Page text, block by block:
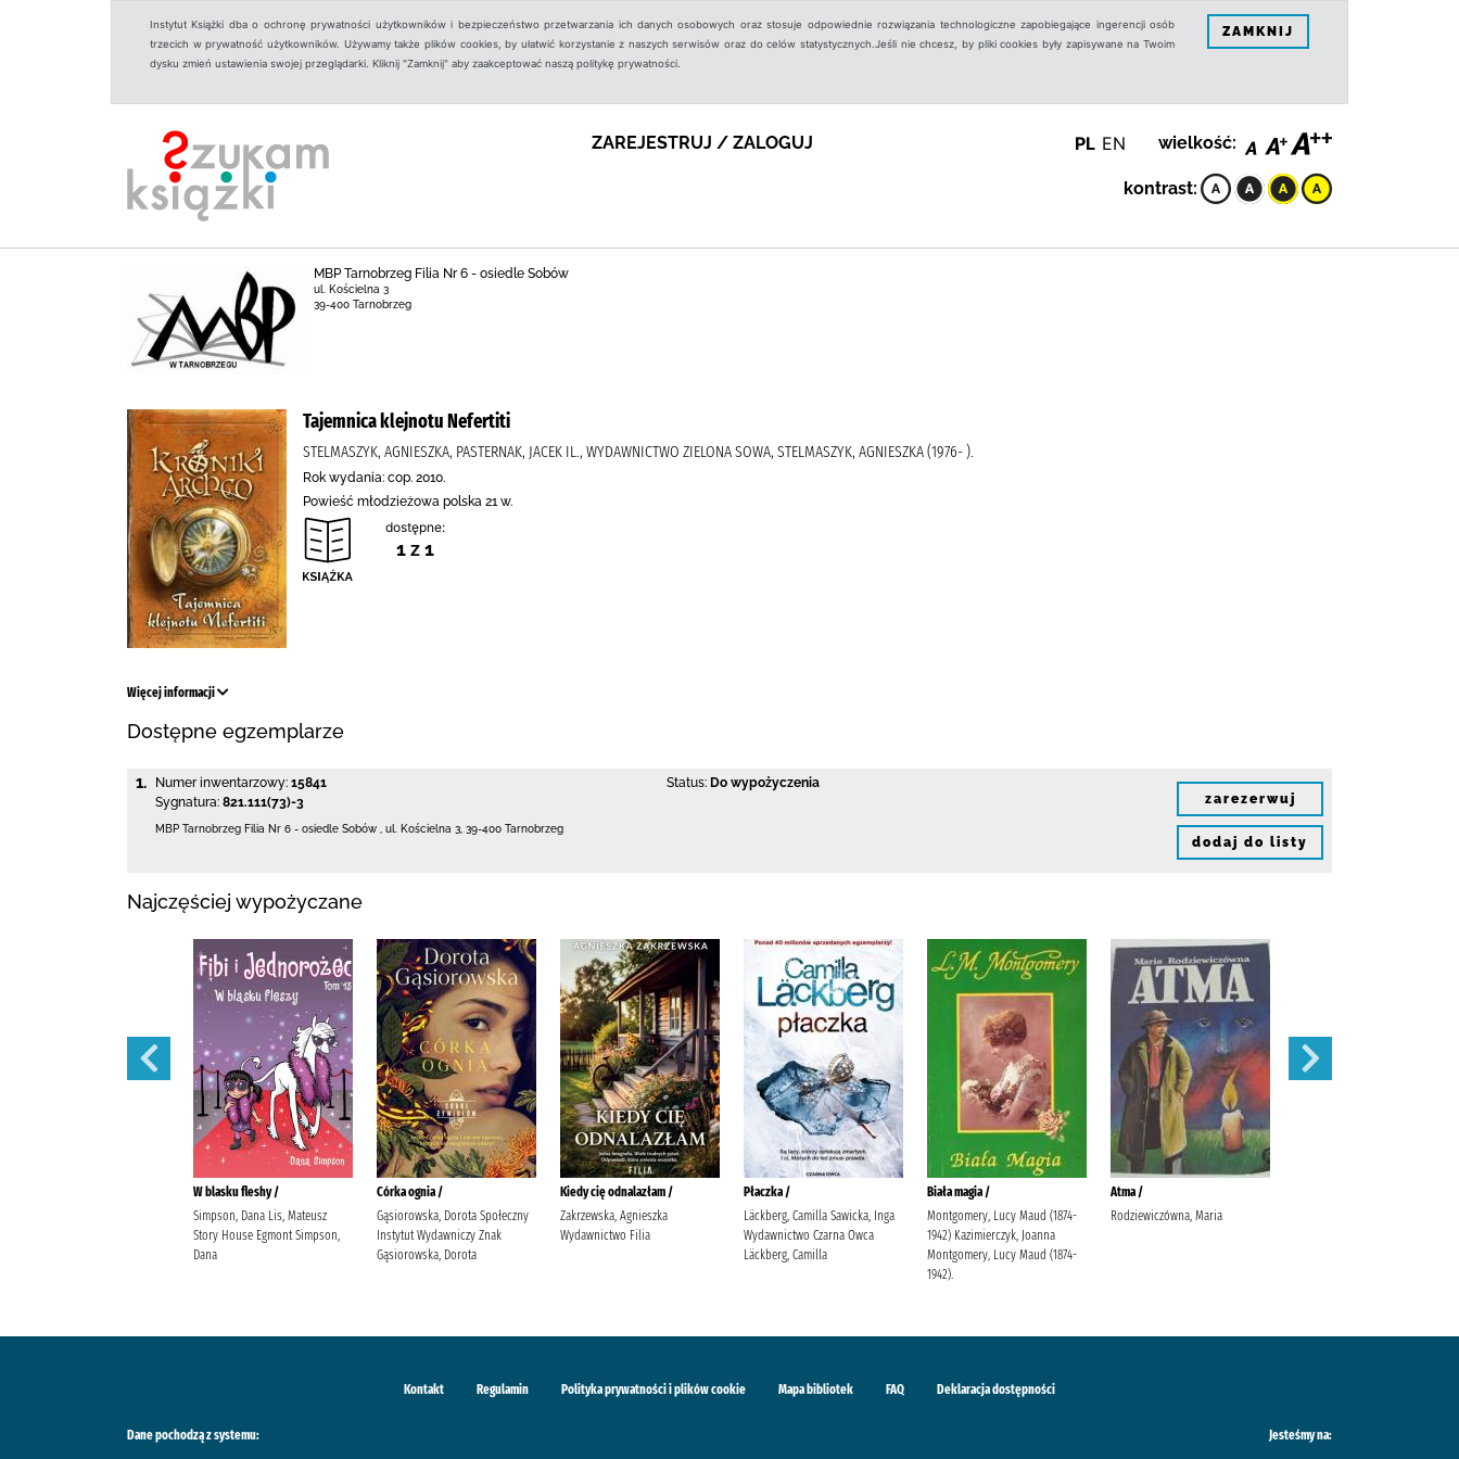
Instytut Książki dba o ochronę prywatności użytkowników i bezpieczeństwo przetwarzania ich danych osobowych oraz stosuje odpowiednie rozwiązania technologiczne zapobiegające ingerencji osób
trzecich w prywatność użytkowników. Używamy także plików cookies, by ułatwić korzystanie z naszych serwisów oraz do celów statystycznych.Jeśli nie chcesz, by pliki cookies były zapisywane na Twoim
dysku zmień ustawienia swojej przeglądarki. Kliknij "Zamknij" aby zaakceptować naszą politykę prywatności.
ZAMKNIJ
ZAREJESTRUJ / ZALOGUJ PL EN wielkość:
kontrast:
MBP Tarnobrzeg Filia Nr 6 - osiedle Sobów
ul. Kościelna 3
39-400 Tarnobrzeg
Tajemnica klejnotu Nefertiti
STELMASZYK, AGNIESZKA, PASTERNAK, JACEK IL., WYDAWNICTWO ZIELONA SOWA, STELMASZYK, AGNIESZKA (1976- ).
Rok wydania: cop. 2010.
Powieść młodzieżowa polska 21 w.
dostępne:
1 z 1
Więcej informacji
Dostępne egzemplarze
1. Numer inwentarzowy: 15841
Sygnatura: 821.111(73)-3
Status: Do wypożyczenia
MBP Tarnobrzeg Filia Nr 6 - osiedle Sobów ul. Kościelna 3 39-400 Tarnobrzeg
zarezerwuj
dodaj do listy
Najczęściej wypożyczane
W blasku fleshy /
Simpson, Dana Lis, Mateusz
Story House Egmont Simpson,
Dana
Córka ognia /
Gąsiorowska, Dorota Społeczny
Instytut Wydawniczy Znak
Gąsiorowska, Dorota
Kiedy cię odnalazłam /
Zakrzewska, Agnieszka
Wydawnictwo Filia
Płaczka /
Läckberg, Camilla Sawicka, Inga
Wydawnictwo Czarna Owca
Läckberg, Camilla
Biała magia /
Montgomery, Lucy Maud (1874-
1942) Kazimierczyk, Joanna
Montgomery, Lucy Maud (1874-
1942).
Atma /
Rodziewiczówna, Maria
Kontakt Regulamin Polityka prywatności i plików cookie Mapa bibliotek FAQ Deklaracja dostępności
Dane pochodzą z systemu: Jesteśmy na: